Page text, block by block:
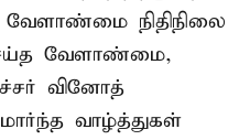
நிதிநிலை
வேளாண்மை,
வினோத்
வாழ்த்துகள்